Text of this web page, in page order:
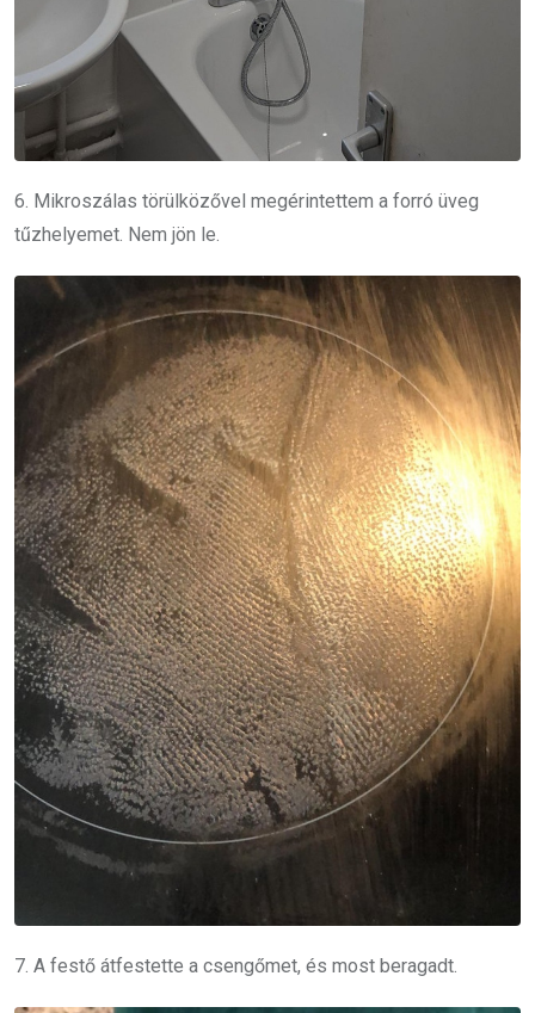
6. Mikroszálas törülközővel megérintettem a forró üveg
tűzhelyemet. Nem jön le.
7. A festő átfestette a csengőmet, és most beragadt.